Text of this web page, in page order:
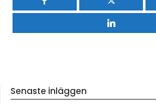
Senaste inläggen